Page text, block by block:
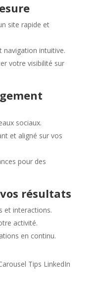
site rapide et
navigation intuitive.
votre visibilité sur
sociaux.
et aligné sur vos
pour des
résultats
et interactions.
activité.
en continu.